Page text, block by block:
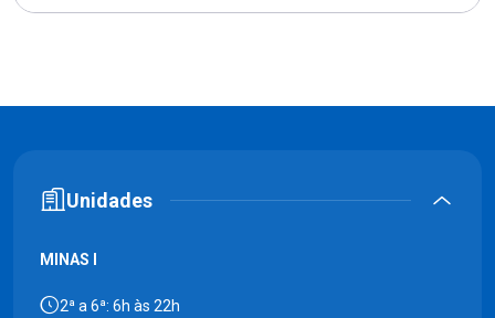
Unidades
MINAS I
2ª a 6ª: 6h às 22h